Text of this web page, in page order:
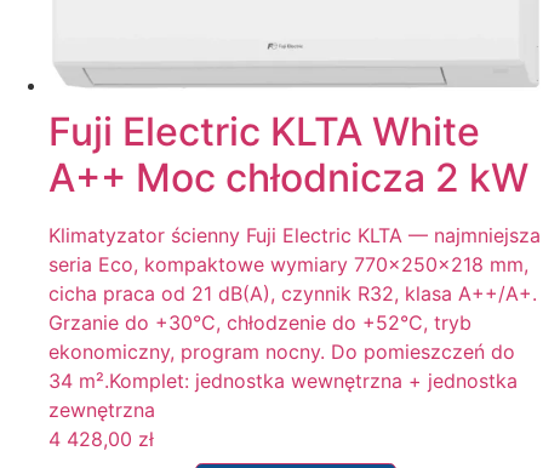
Filtr
Fuji Electric KLTA White
A++ Moc chłodnicza 2 kW
Klimatyzator ścienny Fuji Electric KLTA — najmniejsza
seria Eco, kompaktowe wymiary 770×250×218 mm,
cicha praca od 21 dB(A), czynnik R32, klasa A++/A+.
Grzanie do +30°C, chłodzenie do +52°C, tryb
ekonomiczny, program nocny. Do pomieszczeń do
34 m².Komplet: jednostka wewnętrzna + jednostka
zewnętrzna
4 428,00 zł